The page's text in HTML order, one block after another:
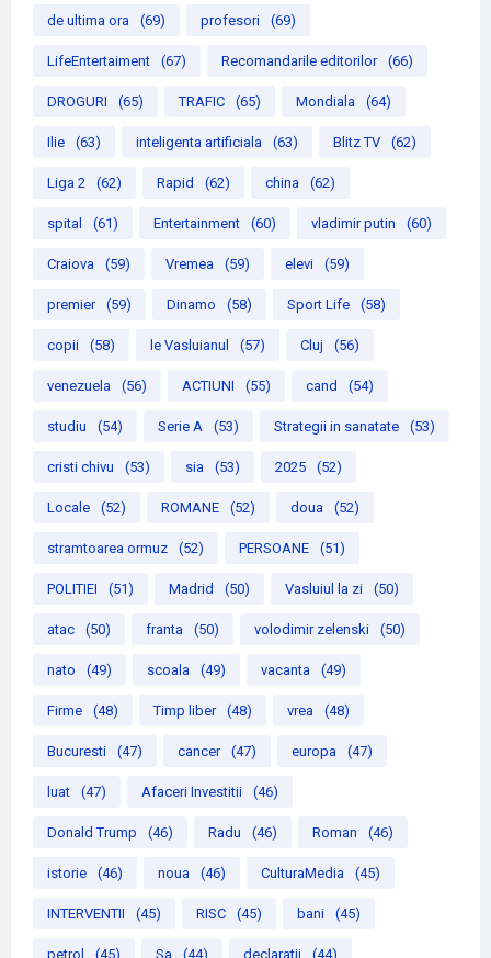
de ultima ora (69) profesori (69)
LifeEntertaiment (67) Recomandarile editorilor (66)
DROGURI (65) TRAFIC (65) Mondiala (64)
Ilie (63) inteligenta artificiala (63) Blitz TV (62)
Liga 2 (62) Rapid (62) china (62)
spital (61) Entertainment (60) vladimir putin (60)
Craiova (59) Vremea (59) elevi (59)
premier (59) Dinamo (58) Sport Life (58)
copii (58) le Vasluianul (57) Cluj (56)
venezuela (56) ACTIUNI (55) cand (54)
studiu (54) Serie A (53) Strategii in sanatate (53)
cristi chivu (53) sia (53) 2025 (52)
Locale (52) ROMANE (52) doua (52)
stramtoarea ormuz (52) PERSOANE (51)
POLITIEI (51) Madrid (50) Vasluiul la zi (50)
atac (50) franta (50) volodimir zelenski (50)
nato (49) scoala (49) vacanta (49)
Firme (48) Timp liber (48) vrea (48)
Bucuresti (47) cancer (47) europa (47)
luat (47) Afaceri Investitii (46)
Donald Trump (46) Radu (46) Roman (46)
istorie (46) noua (46) CulturaMedia (45)
INTERVENTII (45) RISC (45) bani (45)
petrol (45) Sa (44) declaratii (44)